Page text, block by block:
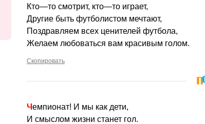
Кто—то смотрит, кто—то играет,
Другие быть футболистом мечтают,
Поздравляем всех ценителей футбола,
Желаем любоваться вам красивым голом.
Скопировать
Чемпионат! И мы как дети,
И смыслом жизни станет гол.